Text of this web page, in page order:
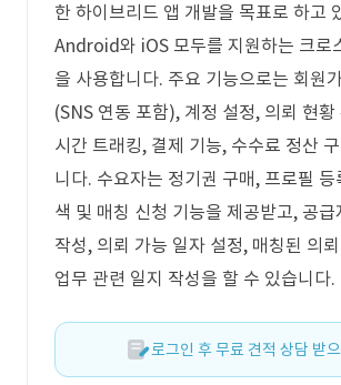
한 하이브리드 앱 개발을 목표로 하고
Android와 iOS 모두를 지원하는 크로
을 사용합니다. 주요 기능으로는 회원
(SNS 연동 포함), 계정 설정, 의뢰 현황
시간 트래킹, 결제 기능, 수수료 정산
니다. 수요자는 정기권 구매, 프로필 등
색 및 매칭 신청 기능을 제공받고, 공급
작성, 의뢰 가능 일자 설정, 매칭된 의
업무 관련 일지 작성을 할 수 있습니다.
로그인 후 무료 견적 상담 받